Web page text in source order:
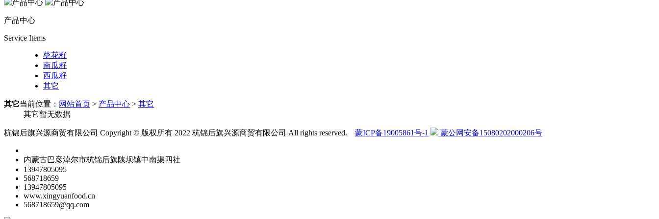
产品中心
Service Items
葵花籽
南瓜籽
西瓜籽
其它
其它当前位置： 网站首页 > 产品中心 > 其它
其它暂无数据
杭锦后旗兴源商贸有限公司 Copyright © 版权所有 2022 杭锦后旗兴源商贸有限公司 All rights reserved. 蒙ICP备19005861号-1 蒙公网安备15080202000206号
内蒙古巴彦淖尔市杭锦后旗陕坝镇中南渠四社
13947805095
568718659
13947805095
www.xingyuanfood.cn
568718659@qq.com